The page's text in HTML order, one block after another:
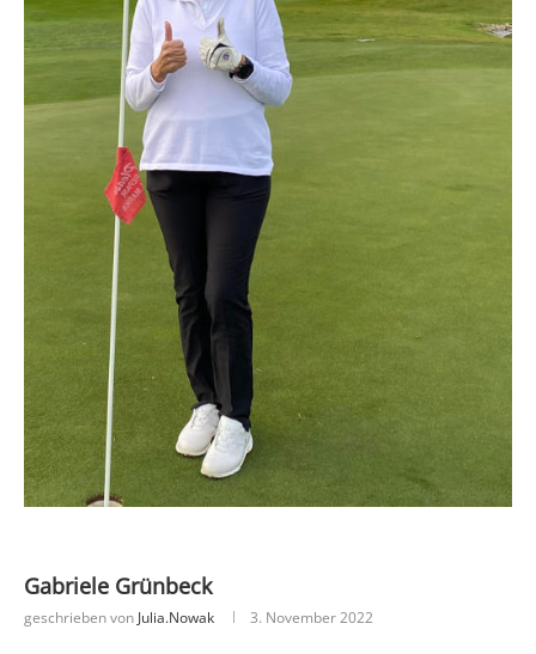
Gabriele Grünbeck
geschrieben von Julia.nowak 3. November 2022